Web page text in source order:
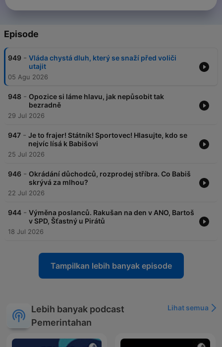
Episode
949 - Vláda chystá dluh, který se snaží před voliči
utajit
05 Agu 2026
948 - Opozice si láme hlavu, jak nepůsobit tak
bezradně
29 Jul 2026
947 - Je to frajer! Státník! Sportovec! Hlasujte, kdo se
nejvíc lísá k Babišovi
25 Jul 2026
946 - Okrádání důchodců, rozprodej stříbra. Co Babiš
skrývá za mlhou?
22 Jul 2026
944 - Výměna poslanců. Rakušan na den v ANO, Bartoš
v SPD, Šťastný u Pirátů
18 Jul 2026
Tampilkan lebih banyak episode
Lebih banyak podcast
Pemerintahan
Lihat semua